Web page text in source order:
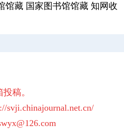
馆藏 国家图书馆馆藏 知网收
稿。
svji.chinajournal.net.cn/